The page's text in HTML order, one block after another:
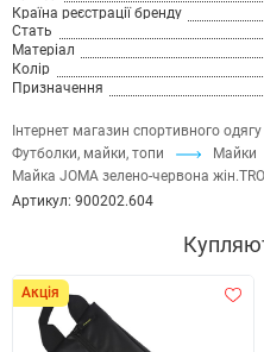
Інтернет магазин спортивного одягу
Футболки, майки, топи
Майки
Майка JOMA зелено-червона
Країна реєстрації бренду
Стать
Матеріал
Колір
Призначення
Артикул: 900202.604
Акція